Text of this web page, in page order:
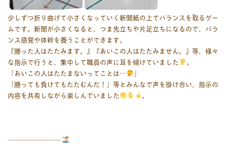
少しずつ折り曲げて小さくなっていく新聞紙の上でバランスを取るゲー
ムです。新聞が小さくなると、つま先立ちや片足立ちになるので、 バラ
ンス感覚や体幹を養うことができます。
『勝った人はたたみます。』『あいこの人はたたみません。』等、様々
な指示で行うと、集中して職員の声に耳を傾けていました
。
「あいこの人はたたまないってことは…
」
「勝っても負けてもたたむんだ！」等とみんなで声を掛け合い、指示の
内容を共有しながら楽しんでいました
。
――――――――